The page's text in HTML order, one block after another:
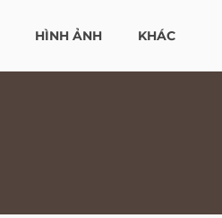
HÌNH ẢNH KHÁC